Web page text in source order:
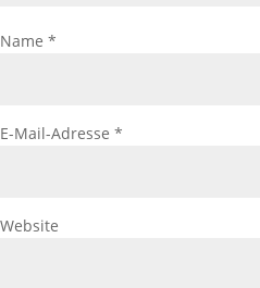
Name *
E-Mail-Adresse *
Website